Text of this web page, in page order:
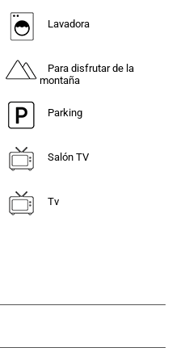
Lavadora
Para disfrutar de la
montaña
Parking
Salón TV
Tv